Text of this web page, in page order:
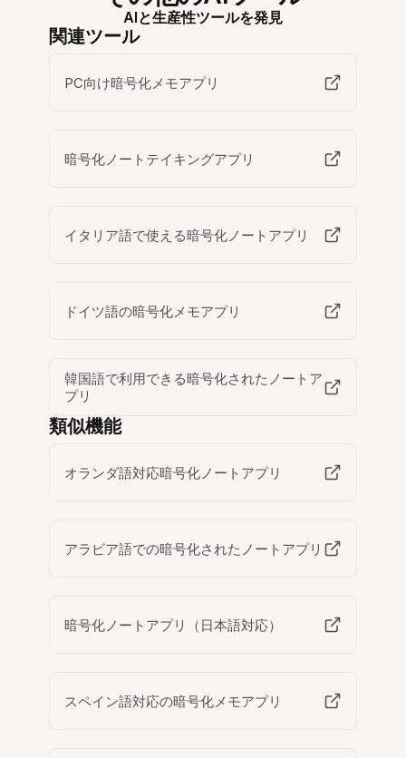
AIと生産性ツールを発見
関連ツール
PC向け暗号化メモアプリ
暗号化ノートテイキングアプリ
イタリア語で使える暗号化ノートアプリ
ドイツ語の暗号化メモアプリ
韓国語で利用できる暗号化されたノートア
プリ
類似機能
オランダ語対応暗号化ノートアプリ
アラビア語での暗号化されたノートアプリ
暗号化ノートアプリ（日本語対応）
スペイン語対応の暗号化メモアプリ